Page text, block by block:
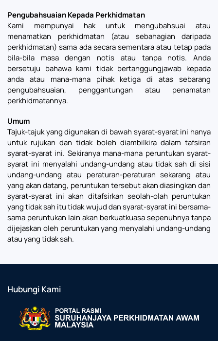
Pengubahsuaian Kepada Perkhidmatan
Kami mempunyai hak untuk mengubahsuai atau
menamatkan perkhidmatan (atau sebahagian daripada
perkhidmatan) sama ada secara sementara atau tetap pada
bila-bila masa dengan notis atau tanpa notis. Anda
bersetuju bahawa kami tidak bertanggungjawab kepada
anda atau mana-mana pihak ketiga di atas sebarang
pengubahsuaian, penggantungan atau penamatan
perkhidmatannya.
Umum
Tajuk-tajuk yang digunakan di bawah syarat-syarat ini hanya
untuk rujukan dan tidak boleh diambilkira dalam tafsiran
syarat-syarat ini. Sekiranya mana-mana peruntukan syarat-
syarat ini menyalahi undang-undang atau tidak sah di sisi
undang-undang atau peraturan-peraturan sekarang atau
yang akan datang, peruntukan tersebut akan diasingkan dan
syarat-syarat ini akan ditafsirkan seolah-olah peruntukan
yang tidak sah itu tidak wujud dan syarat-syarat ini bersama-
sama peruntukan lain akan berkuatkuasa sepenuhnya tanpa
dijejaskan oleh peruntukan yang menyalahi undang-undang
atau yang tidak sah.
Hubungi Kami